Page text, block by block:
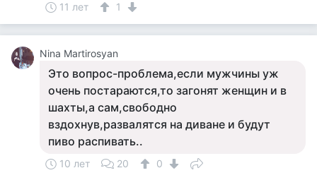
11 лет 1
Nina Martirosyan
Это вопрос-проблема,если мужчины уж
очень постараются,то загонят женщин и в
шахты,а сам,свободно
вздохнув,развалятся на диване и будут
пиво распивать..
10 лет 20
0